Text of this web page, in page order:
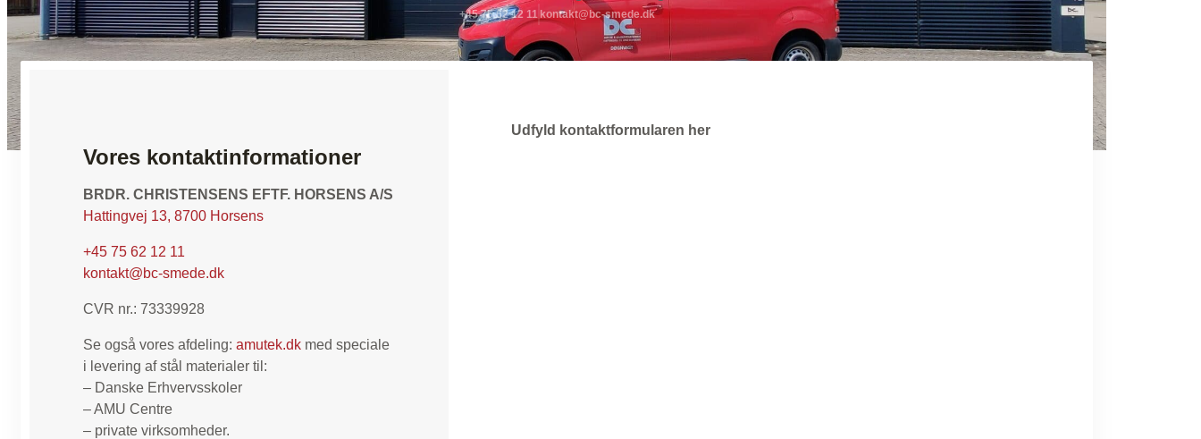
+45 75 62 12 11 kontakt@bc-smede.dk
Vores kontaktinformationer
BRDR. CHRISTENSENS EFTF. HORSENS A/S
Hattingvej 13, 8700 Horsens
+45 75 62 12 11
kontakt@bc-smede.dk
CVR nr.: 73339928
Se også vores afdeling: amutek.dk med speciale
i levering af stål materialer til:
– Danske Erhvervsskoler
– AMU Centre
– private virksomheder.
Udfyld kontaktformularen her